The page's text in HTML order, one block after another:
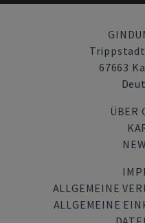
67663
ÜBER
ALLGEMEINE
ALLGEMEINE